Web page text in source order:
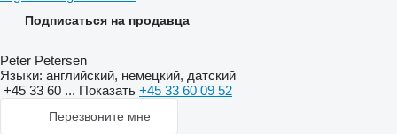
Подписаться на продавца
Peter Petersen
Языки: английский, немецкий, датский
+45 33 60 ... Показать +45 33 60 09 52
Перезвоните мне